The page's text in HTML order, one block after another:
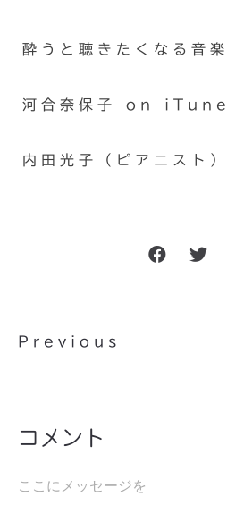
酔うと聴きたくなる音楽
河合奈保子 on
内田光子（ピアニスト
Previous
コメント